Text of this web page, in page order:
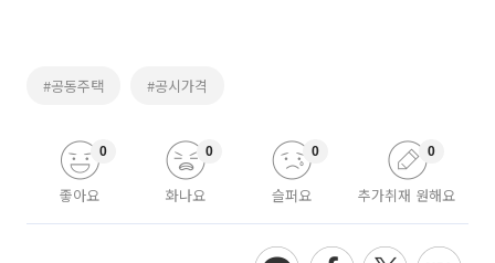
#공동주택 #공시가격
좋아요
0
화나요
0
슬퍼요
0
추가취재 원해요
0